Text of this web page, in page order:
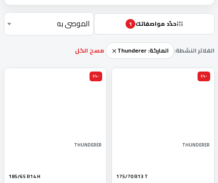
الفلاتر النشطة: الماركة: Thunderer مسح الكل
حدّد مواصفاتك 1 الموصى به
-5%
THUNDERER
175/70 R13 T
-5%
THUNDERER
185/65 R14 H